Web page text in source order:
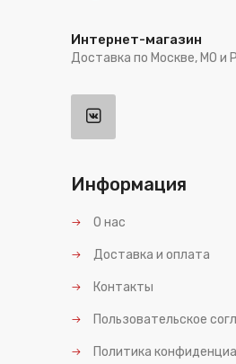
Интернет-магазин
Доставка по Москве, МО и
Информация
О нас
Доставка и оплата
Контакты
Пользовательское
Политика